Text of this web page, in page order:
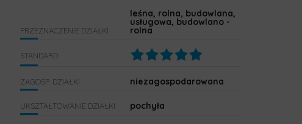
PRZEZNACZENIE DZIAŁKI
leśna, rolna, budowlana,
usługowa, budowlano -
rolna
STANDARD
ZAGOSP. DZIAŁKI niezagospodarowana
UKSZTAŁTOWANIE DZIAŁKI pochyła